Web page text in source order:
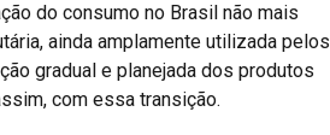
do consumo no Brasil não mais
ainda amplamente utilizada pelos
gradual e planejada dos produtos
com essa transição.